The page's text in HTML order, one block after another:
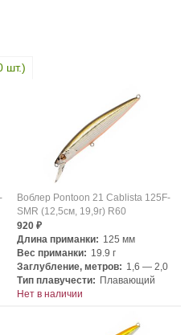
шт.)
Воблер Pontoon 21 Cablista 125F-
SMR (12,5см, 19,9г) R60
920 ₽
Длина приманки: 125 мм
Вес приманки: 19.9 г
Заглубление, метров: 1,6 — 2,0
Тип плавучести: Плавающий
Нет в наличии